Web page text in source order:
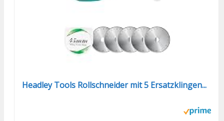
Headley Tools Rollschneider mit 5 Ersatzklingen...